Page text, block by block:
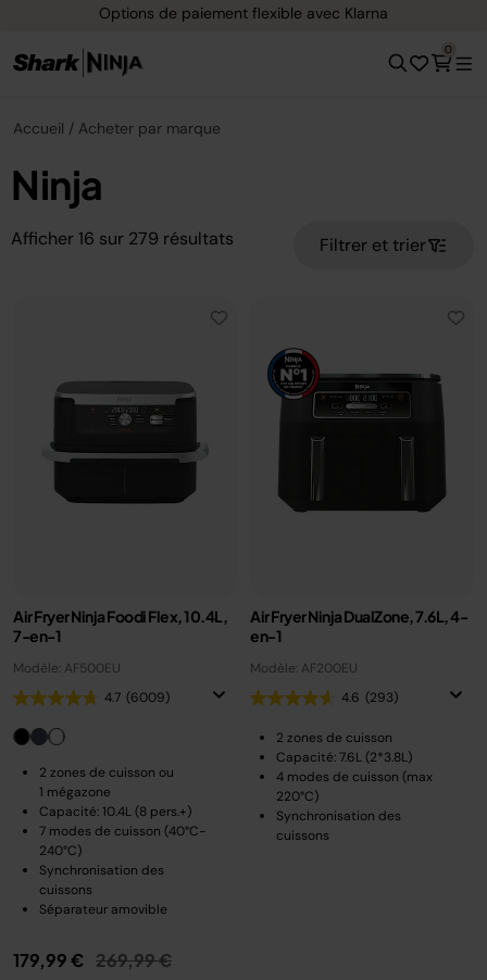
Options de paiement flexible avec Klarna
0
Accueil Acheter par marque
Ninja
Afficher 16 sur 279 résultats Filtrer et trier
Air Fryer Ninja Foodi Flex, 10.4L,
7-en-1
Modèle: AF500EU
4.7 (6009)
2 zones de cuisson ou
1 mégazone
Capacité: 10.4L (8 pers.+)
7 modes de cuisson (40°C-
240°C)
Synchronisation des
cuissons
Séparateur amovible
179,99 € Prix réduit de
269,99 €au
Air Fryer Ninja DualZone, 7.6L, 4-
en-1
Modèle: AF200EU
4.6 (293)
2 zones de cuisson
Capacité: 7.6L (2*3.8L)
4 modes de cuisson (max
220°C)
Synchronisation des
cuissons